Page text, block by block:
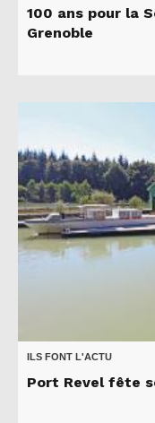
100 ans pour la
Grenoble
ILS FONT L'ACTU
Port Revel fête